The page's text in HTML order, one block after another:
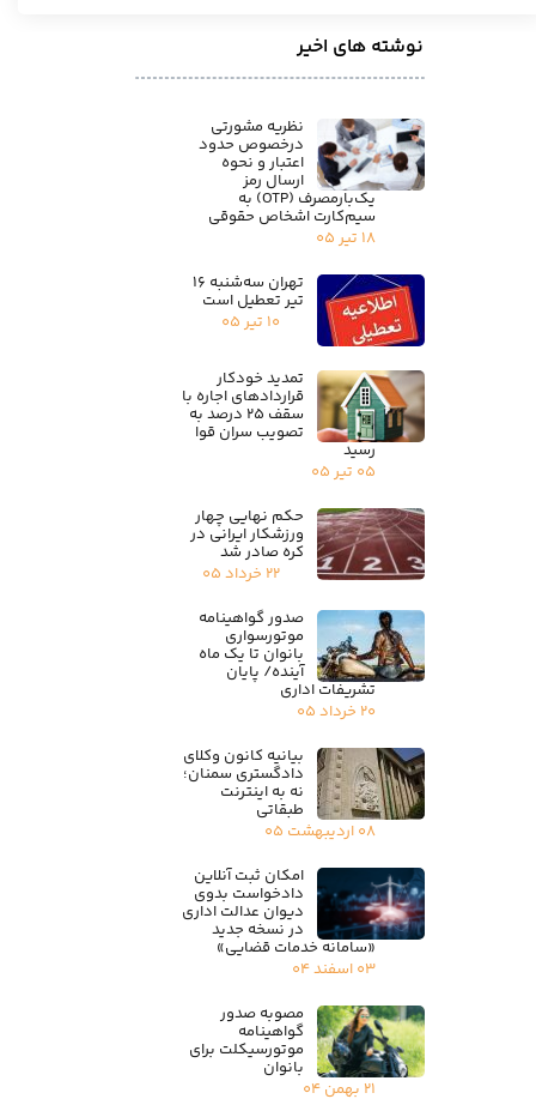
نوشته های اخیر
نظریه مشورتی
درخصوص حدود
اعتبار و نحوه
ارسال رمز
یک‌بارمصرف (OTP) به
سیم‌کارت اشخاص حقوقی
۱۸ تیر ۰۵
تهران سه‌شنبه ۱۶
تیر تعطیل است
۱۰ تیر ۰۵
تمدید خودکار
قراردادهای اجاره با
سقف ۲۵ درصد به
تصویب سران قوا
رسید
۰۵ تیر ۰۵
حکم نهایی چهار
ورزشکار ایرانی در
کره صادر شد
۲۲ خرداد ۰۵
صدور گواهینامه
موتورسواری
بانوان تا یک ماه
آینده/ پایان
تشریفات اداری
۲۰ خرداد ۰۵
بیانیه کانون وکلای
دادگستری سمنان؛
نه به اینترنت
طبقاتی
۰۸ اردیبهشت ۰۵
امکان ثبت آنلاین
دادخواست بدوی
دیوان عدالت اداری
در نسخه جدید
«سامانه خدمات قضایی»
۰۳ اسفند ۰۴
مصوبه صدور
گواهینامه
موتورسیکلت برای
بانوان
۲۱ بهمن ۰۴